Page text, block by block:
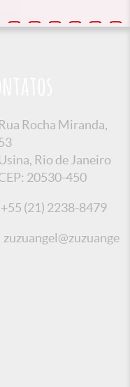
Rua Rocha Miranda,
Rio de Janeiro
20530-450
+55 (21) 2238-8479